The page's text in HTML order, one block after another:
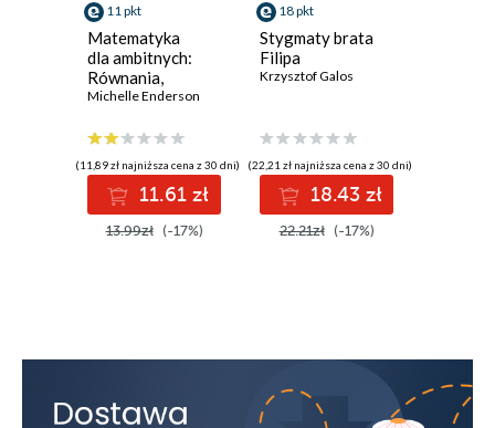
11 pkt
Matematyka
dla ambitnych:
Równania,
geometria,
rachunek
różniczkowy
i całkowy
Michelle Enderson
(11,89 zł najniższa cena z 30 dni)
11.61 zł
13.99zł (-17%)
18 pkt
Stygmaty brata
Filipa
Krzysztof Galos
(22,21 zł najniższa cena z 30 dni)
18.43 zł
22.21zł (-17%)